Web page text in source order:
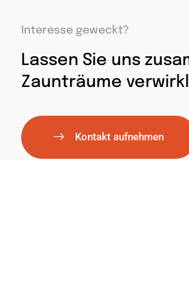
Interesse geweckt?
Lassen Sie uns
Zaunträume
Kontakt aufnehmen